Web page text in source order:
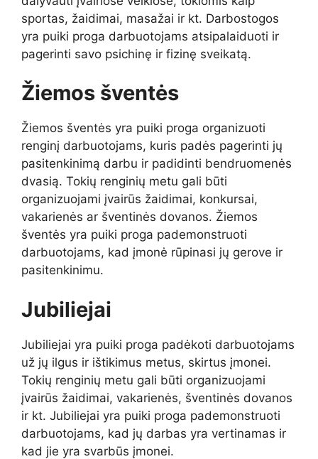
sportas, žaidimai, masažai ir kt. Darbostogos
yra puiki proga darbuotojams atsipalaiduoti ir
pagerinti savo psichinę ir fizinę sveikatą.
Žiemos šventės
Žiemos šventės yra puiki proga organizuoti
renginį darbuotojams, kuris padės pagerinti jų
pasitenkinimą darbu ir padidinti bendruomenės
dvasią. Tokių renginių metu gali būti
organizuojami įvairūs žaidimai, konkursai,
vakarienės ar šventinės dovanos. Žiemos
šventės yra puiki proga pademonstruoti
darbuotojams, kad įmonė rūpinasi jų gerove ir
pasitenkinimu.
Jubiliejai
Jubiliejai yra puiki proga padėkoti darbuotojams
už jų ilgus ir ištikimus metus, skirtus įmonei.
Tokių renginių metu gali būti organizuojami
įvairūs žaidimai, vakarienės, šventinės dovanos
ir kt. Jubiliejai yra puiki proga pademonstruoti
darbuotojams, kad jų darbas yra vertinamas ir
kad jie yra svarbūs įmonei.